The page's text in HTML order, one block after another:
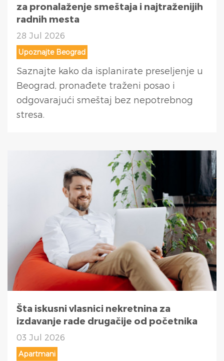
za pronalaženje smeštaja i najtraženijih
radnih mesta
28 Jul 2026
Upoznajte Beograd
Saznajte kako da isplanirate preseljenje u
Beograd, pronađete traženi posao i
odgovarajući smeštaj bez nepotrebnog
stresa.
Šta iskusni vlasnici nekretnina za
izdavanje rade drugačije od početnika
03 Jul 2026
Apartmani